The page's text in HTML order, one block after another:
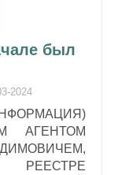
был
2024
АГЕНТОМ